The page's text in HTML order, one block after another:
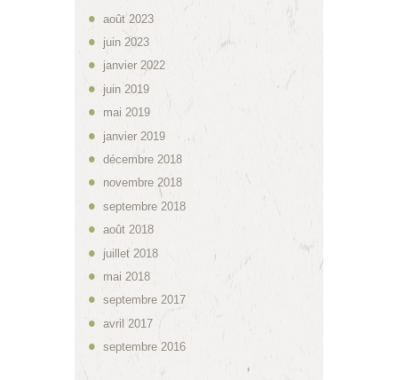
août 2023
juin 2023
janvier2022
juin 2019
mai2019
janvier 2019
décembre 2018
novembre2018
septembre 2018
août2018
juillet 2018
mai2018
septembre2017
avril 2017
septembre2016